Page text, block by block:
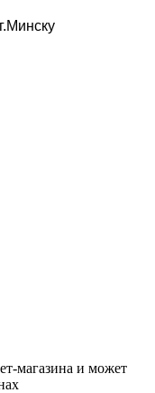
магазина и может